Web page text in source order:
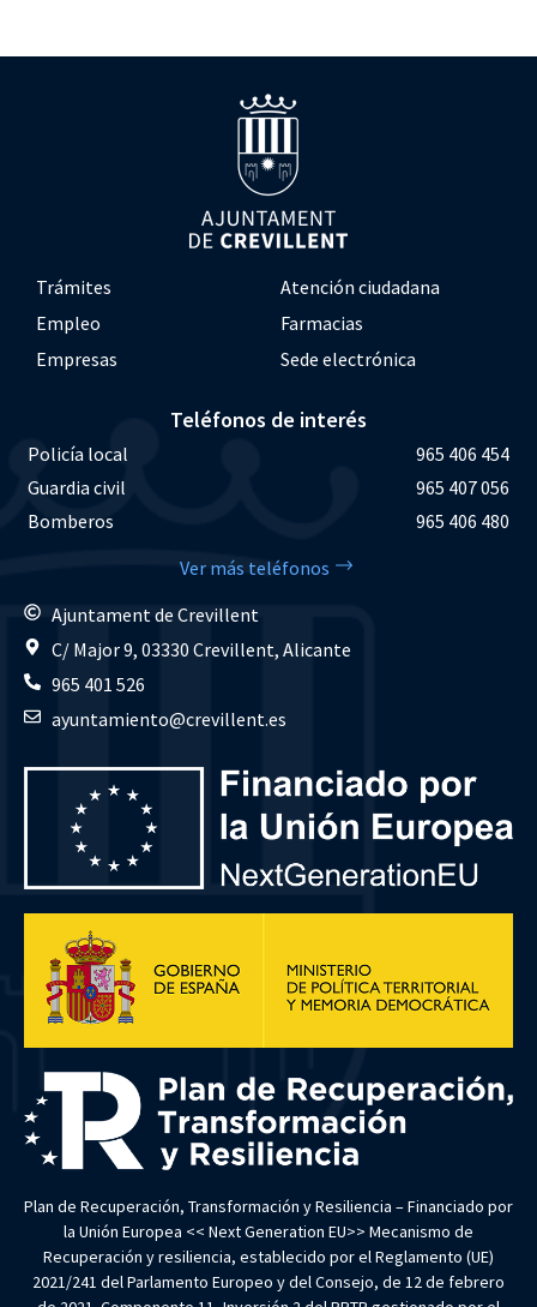
Trámites
Atención ciudadana
Empleo
Farmacias
Empresas
Sede electrónica
Teléfonos de interés
Policía local
965 406 454
Guardia civil
965 407 056
Bomberos
965 406 480
Ver más teléfonos
Ajuntament de Crevillent
C/ Major 9, 03330 Crevillent, Alicante
965 401 526
ayuntamiento@crevillent.es
Plan de Recuperación, Transformación y Resiliencia – Financiado por
la Unión Europea << Next Generation EU>> Mecanismo de
Recuperación y resiliencia, establecido por el Reglamento (UE)
2021/241 del Parlamento Europeo y del Consejo, de 12 de febrero